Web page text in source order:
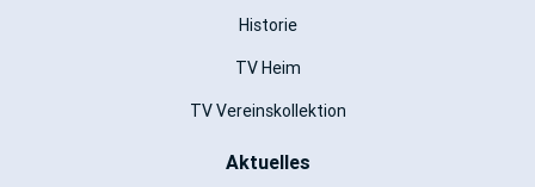
Historie
TV Heim
TV Vereinskollektion
Aktuelles